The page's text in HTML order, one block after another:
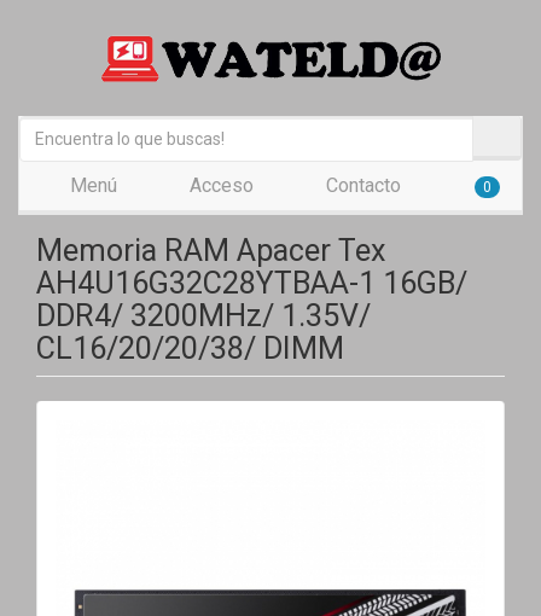
Menú Acceso Contacto 0
Memoria RAM Apacer Tex
AH4U16G32C28YTBAA-1 16GB/
DDR4/ 3200MHz/ 1.35V/
CL16/20/20/38/ DIMM